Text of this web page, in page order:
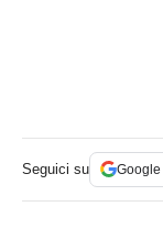
Seguici su Google